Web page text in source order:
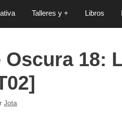
Talleres y + Libros
Oscura 18:
Jota